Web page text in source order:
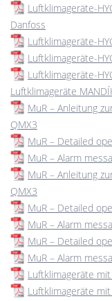
Luftklimageräte-
Danfoss
Luftklimageräte-
Luftklimageräte-
Luftklimageräte-
Luftklimageräte
MuR – Anleitung
QMX3
MuR – Detailed
MuR – Alarm
MuR – Anleitung
QMX3
MuR – Detailed
MuR – Alarm
MuR – Detailed
MuR – Alarm
Luftklimageräte
Luftklimageräte